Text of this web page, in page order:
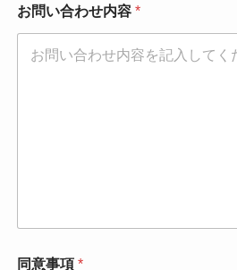
お問い合わせ内容 *
同意事項 *